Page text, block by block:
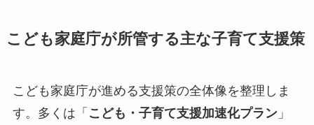
こども家庭庁が所管する主な子育て支援策
こども家庭庁が進める支援策の全体像を整理しま
す。多くは「 こども・子育て支援加速化プラン」